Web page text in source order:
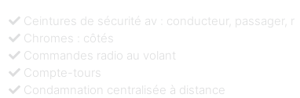
Ceintures de sécurité av : conducteur, passager, r
Chromes : côtés
Commandes radio au volant
Compte-tours
Condamnation centralisée à distance